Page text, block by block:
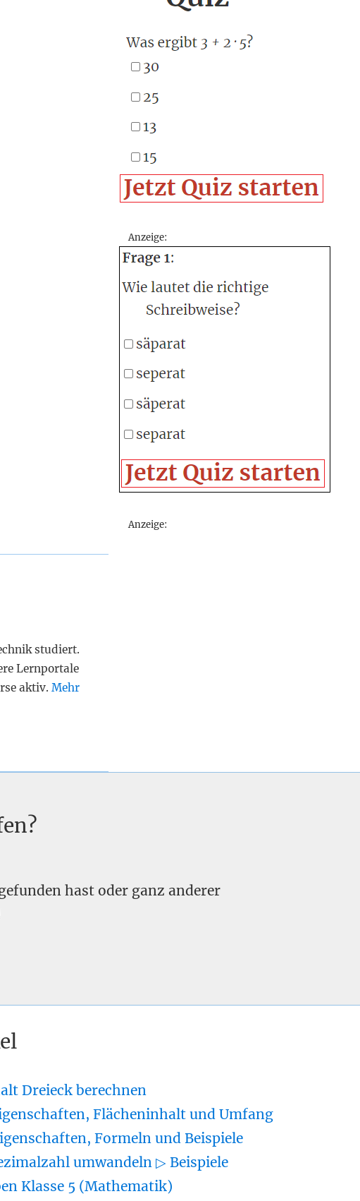
studiert.
Lernportale
aktiv. Mehr
Anzeige:
Anzeige:
hast oder ganz anderer
Dreieck berechnen
Flächeninhalt und Umfang
Formeln und Beispiele
umwandeln ▷ Beispiele
Klasse 5 (Mathematik)